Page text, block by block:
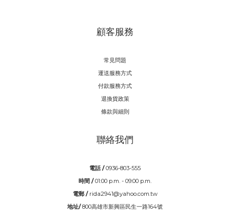
顧客服務
常見問題
運送服務方式
付款服務方式
退換貨政策
條款與細則
聯絡我們
電話 /0936-803-555
時間 /01:00 p.m. - 09:00 p.m.
電郵 / rida2941@yahoo.com.tw
地址/800高雄市新興區民生一路164號